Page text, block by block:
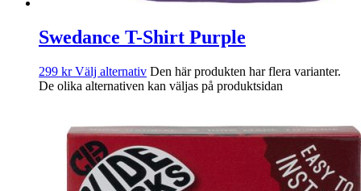
Swedance T-Shirt Purple
299 kr Välj alternativ Den här produkten har flera varianter.
De olika alternativen kan väljas på produktsidan